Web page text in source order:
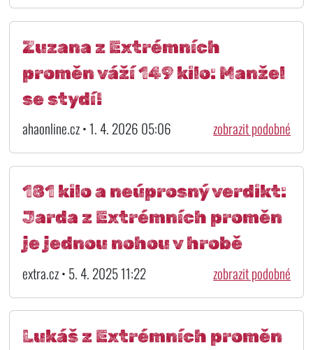
Zuzana z Extrémních
proměn váží 149 kilo: Manžel
se stydí!
ahaonline.cz • 1. 4. 2026 05:06 zobrazit podobné
181 kilo a neúprosný verdikt:
Jarda z Extrémních proměn
je jednou nohou v hrobě
extra.cz • 5. 4. 2025 11:22 zobrazit podobné
Lukáš z Extrémních proměn